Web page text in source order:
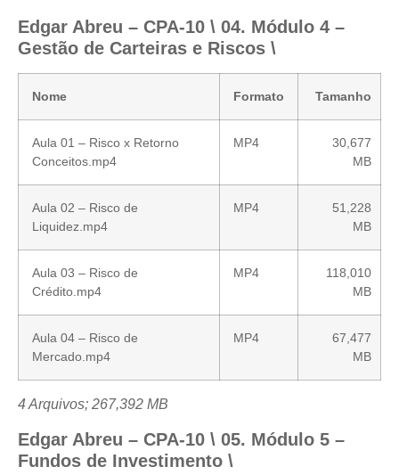
Edgar Abreu – CPA-10 \ 04. Módulo 4 –
Gestão de Carteiras e Riscos \
Nome Formato Tamanho
Aula 01 – Risco x Retorno
Conceitos.mp4
MP4
30,677
MB
Aula 02 – Risco de
Liquidez.mp4
MP4
51,228
MB
Aula 03 – Risco de
Crédito.mp4
MP4
118,010
MB
Aula 04 – Risco de
Mercado.mp4
MP4
67,477
MB
4 Arquivos; 267,392 MB
Edgar Abreu – CPA-10 \ 05. Módulo 5 –
Fundos de Investimento \